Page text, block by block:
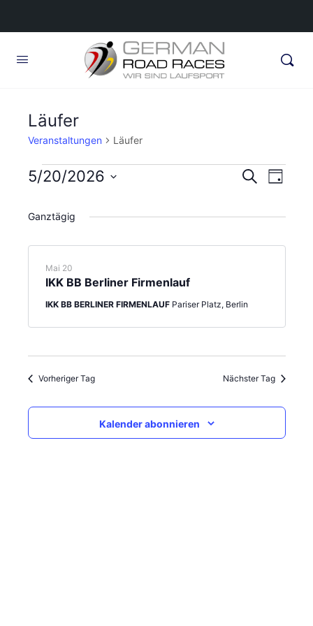
Läufer
Veranstaltungen Läufer
Veranstaltungen
Mai
20,
2026
und
SucheTag
5/20/2026
wählen.
Ganztägig
IKK BB Berliner Firmenlauf
Mai 20
IKK BB BERLINER FIRMENLAUF Pariser Platz, Berlin
Vorheriger Tag Nächster Tag
Kalender abonnieren